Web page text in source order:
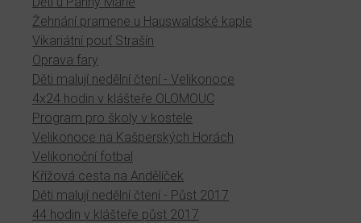
Žehnání pramene u Hauswaldské kaple
Vikariátní pouť Strašín
Oprava fary
Děti malují nedělní čtení - Velikonoce
4x24 hodin v klášteře OLOMOUC
Program pro školy v kostele
Velikonoce na Kašperských Horách
Velikonoční fotbal
Křížová cesta na Andělíček
Děti malují nedělní čtení - Půst 2017
44 hodin v klášteře půst 2017